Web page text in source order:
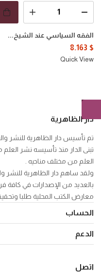
الفقه السياسي عند الشيخ...
8.163 $
Quick View
دار الظاهرية
تبنى الدار منذ تأسيسه نشر
العلم من مختلف مناحيه .
ولقد ساهم دار الظاهرية للنشر
بالعديد من الإصدارات في كافة
معارض الكتب المحلية طلبا
الحساب
الدعم
اتصل